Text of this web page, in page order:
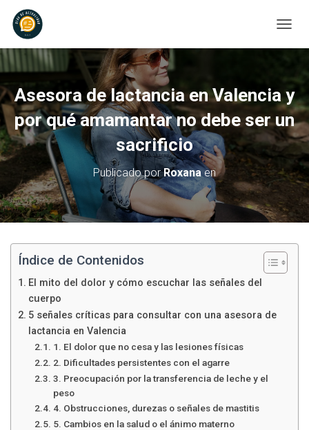
A
A
M
O
D
A
E
G
A
Asesora de lactancia en Valencia y
por qué amamantar no debe ser un
sacrificio
Publicado porRoxanaen
Índice de Contenidos
El mito del dolor y cómo escuchar las señales del
cuerpo
5 señales críticas para consultar con una asesora de
lactancia en Valencia
1. El dolor que no cesa y las lesiones físicas
2. Dificultades persistentes con el agarre
3. Preocupación por la transferencia de leche y el
peso
4. Obstrucciones, durezas o señales de mastitis
5. Cambios en la salud o el ánimo materno